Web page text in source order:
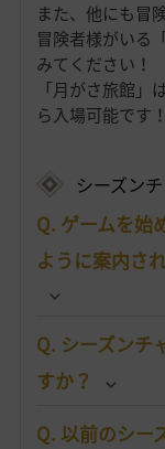
また、他にも冒
冒険者様がいる
みてください！
「月がさ旅館」
ら入場可能です！
シーズン
Q. ゲームを始
ように案内さ
Q. シーズンチ
すか？
Q. 以前のシー